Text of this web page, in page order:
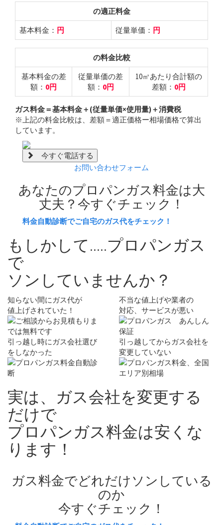
の適正料金
基本料金： 円 従量単価： 円
の料金比較
基本料金の差
額： 0円
従量単価の差
額： 0円
10㎥あたり合計額の
差額： 0円
ガス料金＝基本料金＋(従量単価×使用量)＋消費税
※上記の料金比較は、差額＝適正価格ー相場価格で算出
しています。
今すぐ電話する
お問い合わせフォーム
あなたのプロパンガス料金は大
丈夫？ 今すぐチェック！
料金自動診断でご自宅のガス代をチェック！
もしかして.....プロパンガス
で
ソン していませんか？
知らない間にガス代が
値上げされていた！
不当な値上げや業者の
対応、サービスが悪い
引っ越し時にガス会社選び
をしなかった
引っ越してからガス会社を
変更していない
実は、ガス会社を変更する
だけで
プロパンガス料金は安く な
ります！
ガス料金でどれだけソンしている
のか
今すぐチェック！